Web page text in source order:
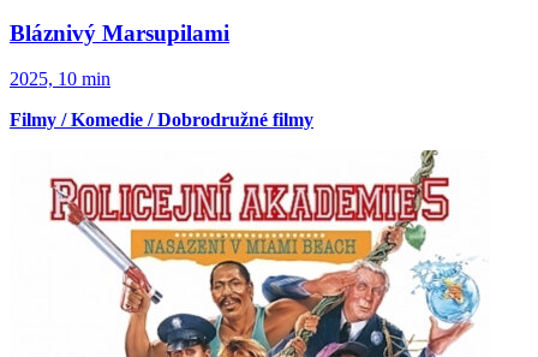
Bláznivý Marsupilami
2025, 10 min
Filmy / Komedie / Dobrodružné filmy